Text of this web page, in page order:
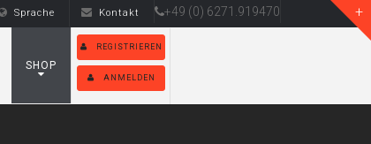
Sprache Kontakt +49 (0) 6271.919470
SHOP
REGISTRIEREN
ANMELDEN